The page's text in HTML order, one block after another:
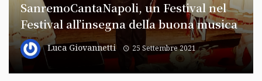
SanremoCantaNapoli, un Festival nel
Festival all’insegna della buona musica
Luca Giovannetti 25 Settembre 2021